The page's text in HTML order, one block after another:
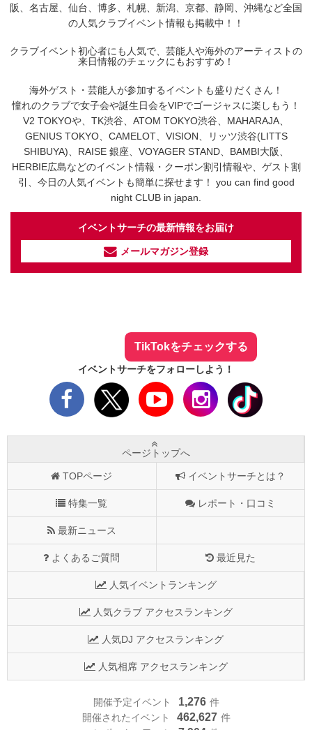
阪、名古屋、仙台、博多、札幌、新潟、京都、静岡、沖縄など全国
の人気クラブイベント情報も掲載中！！
クラブイベント初心者にも人気で、芸能人や海外のアーティストの
来日情報のチェックにもおすすめ！
海外ゲスト・芸能人が参加するイベントも盛りだくさん！
憧れのクラブで女子会や誕生日会をVIPでゴージャスに楽しもう！
V2 TOKYOや、TK渋谷、ATOM TOKYO渋谷、MAHARAJA、
GENIUS TOKYO、CAMELOT、VISION、リッツ渋谷(LITTS
SHIBUYA)、RAISE 銀座、VOYAGER STAND、BAMBI大阪、
HERBIE広島などのイベント情報・クーポン割引情報や、ゲスト割
引、今日の人気イベントも簡単に探せます！ you can find good
night CLUB in japan.
イベントサーチの最新情報をお届け
メールマガジン登録
TikTokをチェックする
イベントサーチをフォローしよう！
ページトップへ
TOPページ イベントサーチとは？
特集一覧 レポート・口コミ
最新ニュース
よくあるご質問 最近見た
人気イベントランキング
人気クラブ アクセスランキング
人気DJ アクセスランキング
人気相席 アクセスランキング
開催予定イベント 1,276 件
開催されたイベント
462,627 件